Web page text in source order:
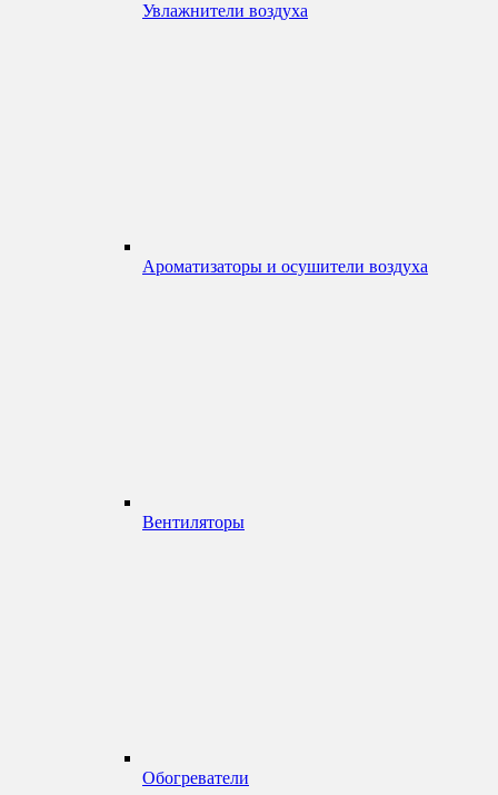
Увлажнители воздуха
Ароматизаторы и осушители воздуха
Вентиляторы
Обогреватели